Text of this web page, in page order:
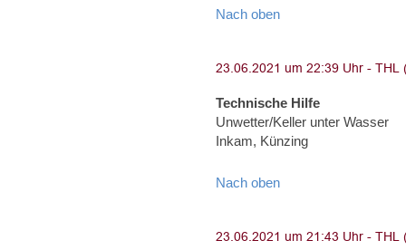
Nach oben
Technische Hilfe
Unwetter/Keller unter Wasser
Inkam, Künzing
Nach oben